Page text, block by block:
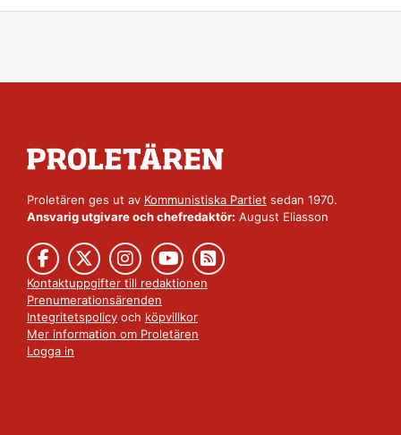
Proletären ges ut av Kommunistiska Partiet sedan 1970.
Ansvarig utgivare och chefredaktör: August Eliasson
Kontaktuppgifter till redaktionen
Prenumerationsärenden
Integritetspolicy och köpvillkor
Mer information om Proletären
Logga in